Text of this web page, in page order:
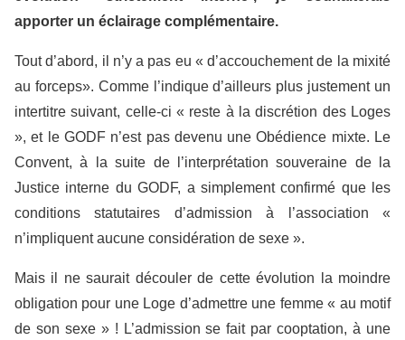
apporter un éclairage complémentaire.
Tout d’abord, il n’y a pas eu « d’accouchement de la mixité
au forceps». Comme l’indique d’ailleurs plus justement un
intertitre suivant, celle-ci « reste à la discrétion des Loges
», et le GODF n’est pas devenu une Obédience mixte. Le
Convent, à la suite de l’interprétation souveraine de la
Justice interne du GODF, a simplement confirmé que les
conditions statutaires d’admission à l’association «
n’impliquent aucune considération de sexe ».
Mais il ne saurait découler de cette évolution la moindre
obligation pour une Loge d’admettre une femme « au motif
de son sexe » ! L’admission se fait par cooptation, à une